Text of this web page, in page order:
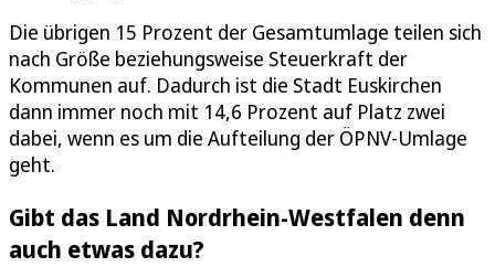
Die übrigen 15 Prozent der Gesamtumlage teilen sich
nach Größe beziehungsweise Steuerkraft der
Kommunen auf. Dadurch ist die Stadt Euskirchen
dann immer noch mit 14,6 Prozent auf Platz zwei
dabei, wenn es um die Aufteilung der ÖPNV-Umlage
geht.
Gibt das Land Nordrhein-Westfalen denn
auch etwas dazu?